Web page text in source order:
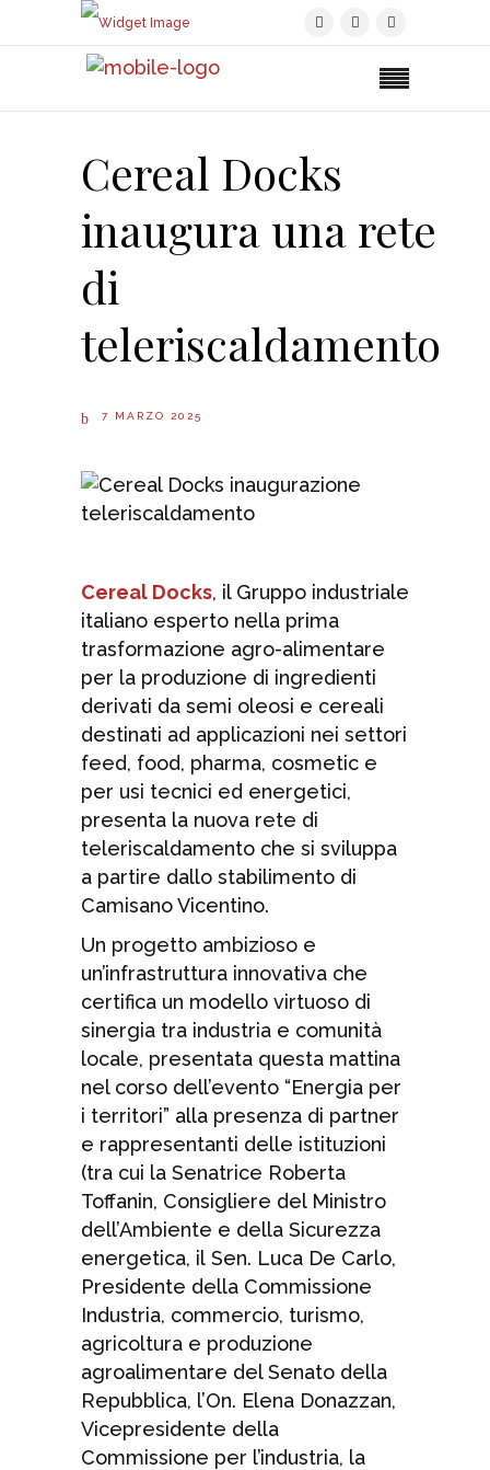
Cereal Docks
inaugura una rete
di
teleriscaldamento
7 MARZO 2025
Cereal Docks, il Gruppo industriale
italiano esperto nella prima
trasformazione agro-alimentare
per la produzione di ingredienti
derivati da semi oleosi e cereali
destinati ad applicazioni nei settori
feed, food, pharma, cosmetic e
per usi tecnici ed energetici,
presenta la nuova rete di
teleriscaldamento che si sviluppa
a partire dallo stabilimento di
Camisano Vicentino.
Un progetto ambizioso e
un’infrastruttura innovativa che
certifica un modello virtuoso di
sinergia tra industria e comunità
locale, presentata questa mattina
nel corso dell’evento “Energia per
i territori” alla presenza di partner
e rappresentanti delle istituzioni
(tra cui la Senatrice Roberta
Toffanin, Consigliere del Ministro
dell’Ambiente e della Sicurezza
energetica, il Sen. Luca De Carlo,
Presidente della Commissione
Industria, commercio, turismo,
agricoltura e produzione
agroalimentare del Senato della
Repubblica, l’On. Elena Donazzan,
Vicepresidente della
Commissione per l’industria, la